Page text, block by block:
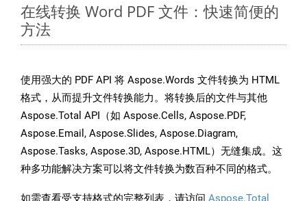
在线转换 Word PDF 文件：快速简便的
方法
使用强大的 PDF API 将 Aspose.Words 文件转换为 HTML
格式，从而提升文件转换能力。将转换后的文件与其他
Aspose.Total API（如 Aspose.Cells, Aspose.PDF,
Aspose.Email, Aspose.Slides, Aspose.Diagram,
Aspose.Tasks, Aspose.3D, Aspose.HTML）无缝集成。这
种多功能解决方案可以将文件转换为数百种不同的格式。
如需查看受支持格式的完整列表，请访问 Aspose.Total